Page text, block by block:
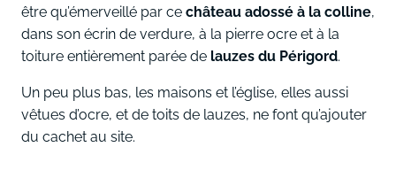
être qu’émerveillé par ce château adossé à la colline,
dans son écrin de verdure, à la pierre ocre et à la
toiture entièrement parée de lauzes du Périgord.
Un peu plus bas, les maisons et l’église, elles aussi
vêtues d’ocre, et de toits de lauzes, ne font qu’ajouter
du cachet au site.